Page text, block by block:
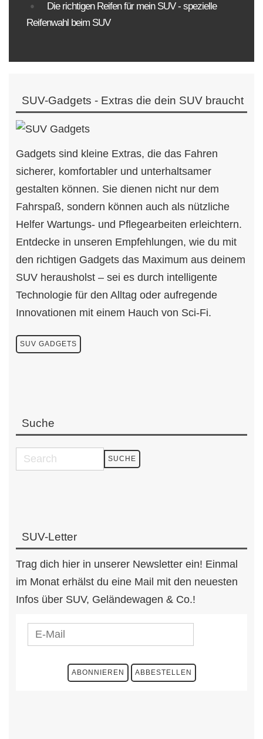
Die richtigen Reifen für mein SUV - spezielle
Reifenwahl beim SUV
SUV-Gadgets - Extras die dein SUV braucht
Gadgets sind kleine Extras, die das Fahren
sicherer, komfortabler und unterhaltsamer
gestalten können. Sie dienen nicht nur dem
Fahrspaß, sondern können auch als nützliche
Helfer Wartungs- und Pflegearbeiten erleichtern.
Entdecke in unseren Empfehlungen, wie du mit
den richtigen Gadgets das Maximum aus deinem
SUV herausholst – sei es durch intelligente
Technologie für den Alltag oder aufregende
Innovationen mit einem Hauch von Sci-Fi.
SUV GADGETS
Suche
SUV-Letter
Trag dich hier in unserer Newsletter ein! Einmal
im Monat erhälst du eine Mail mit den neuesten
Infos über SUV, Geländewagen & Co.!